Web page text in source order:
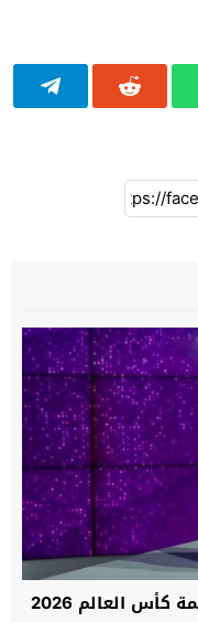
العالم 2026